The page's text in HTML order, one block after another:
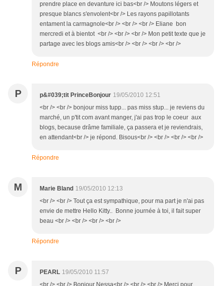
prendre place en devanture ici bas<br /> Moutons légers et
presque blancs s'envolent<br /> Les rayons papillotants
entament la carmagnole<br /> <br /> <br /> Eliane bon
mercredi et à bientot <br /> <br /> <br /> Mon petit texte que je
partage avec les blogs amis<br /> <br /> <br /> <br />
Répondre
P p&#039;tit PrinceBonjour 19/05/2010 12:51
<br /> <br /> bonjour miss tupp... pas miss stup... je reviens du
marché, un p'tit com avant manger, j'ai pas trop le coeur aux
blogs, because drâme familiale, ça passera et je reviendrais,
en attendant<br /> je répond. Bisous<br /> <br /> <br /> <br />
Répondre
M Marie Bland 19/05/2010 12:13
<br /> <br /> Tout ça est sympathique, pour ma part je n'ai pas
envie de mettre Hello Kitty.. Bonne journée à toi, il fait super
beau <br /> <br /> <br /> <br />
Répondre
P PEARL 19/05/2010 11:57
<br /> <br /> Bonjour Nessa<br /> <br /> <br /> Merci pour